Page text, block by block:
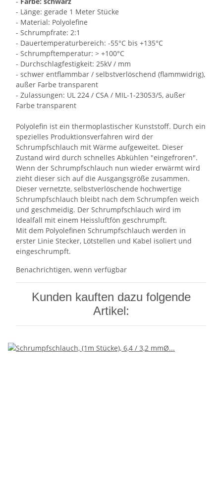
- Länge: gerade 1 Meter Stücke
- Material: Polyolefine
- Schrumpfrate: 2:1
- Dauertemperaturbereich: -55°C bis +135°C
- Schrumpftemperatur: > +100°C
- Durchschlagfestigkeit: 25kV / mm
- schwer entflammbar / selbstverlöschend (flammwidrig),
außer Farbe transparent
- Zulassungen: UL 224 / CSA / MIL-1-23053/5, außer
Farbe transparent
Polyolefin ist ein thermoplastischer Kunststoff. Durch ein
spezielles Produktionsverfahren wird der
Schrumpfschlauch mit Wärme aufgeweitet. Dieser
Zustand wird durch schnelles Abkühlen "eingefroren".
Wenn der Schrumpfschlauch nun wieder erwärmt wird
zieht dieser sich auf die Ausgangsgröße zusammen.
Dieser vernetzte, selbstverlöschende hochwertige
Schrumpfschlauch bleibt nach dem Schrumpfen weich
und geschmeidig. Der Schrumpfschlauch wird im
Idealfall mit einem Heissluftfön geschrumpft.
Mit dem Polyolefinen Schrumpfschlauch werden in
erster Linie Stecker, Lötstellen und Kabel isoliert und
eingeschrumpft.
Benachrichtigen, wenn verfügbar
Kunden kauften dazu folgende
Artikel: